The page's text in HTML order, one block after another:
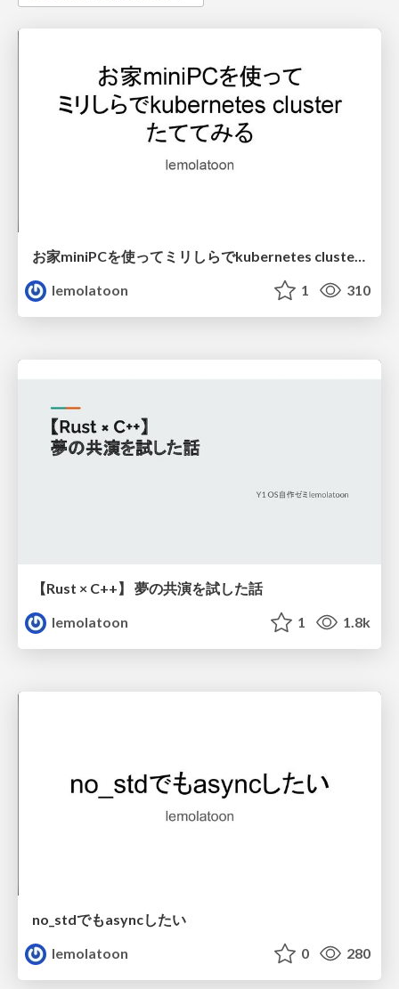
お家miniPCを使ってミリしらでkubernetes clusterたててみる
lemolatoon
1 310
【Rust × C++】 夢の共演を試した話
lemolatoon
1 1.8k
no_stdでもasyncしたい
lemolatoon
0 280